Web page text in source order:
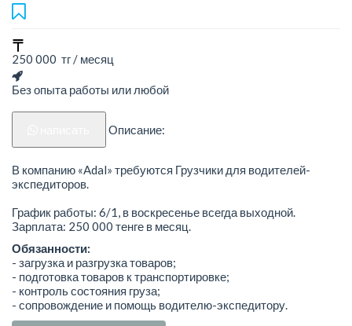
250 000 тг / месяц
Без опыта работы или любой
Описание:
В компанию «Adal» требуются Грузчики для водителей-
экспедиторов.
График работы: 6/1, в воскресенье всегда выходной.
Зарплата: 250 000 тенге в месяц.
Обязанности:
- загрузка и разгрузка товаров;
- подготовка товаров к транспортировке;
- контроль состояния груза;
- сопровождение и помощь водителю-экспедитору.